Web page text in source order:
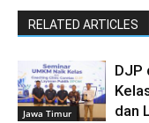
RELATED ARTICLES
Jawa Timur
DJP
dan